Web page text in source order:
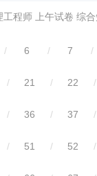
程师 上午试卷 综
/ 6 / 7 /
/ 21 / 22 /
/ 36 / 37 /
/ 51 / 52 /